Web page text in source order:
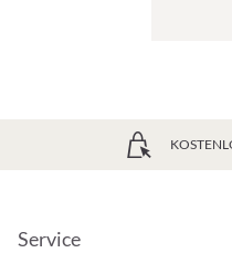
Service